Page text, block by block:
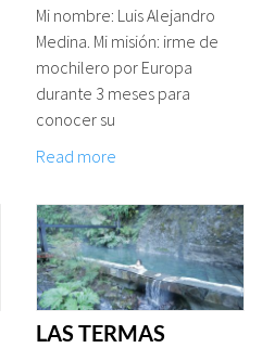
Mi nombre: Luis Alejandro
Medina. Mi misión: irme de
mochilero por Europa
durante 3 meses para
conocer su
Read more
LAS TERMAS